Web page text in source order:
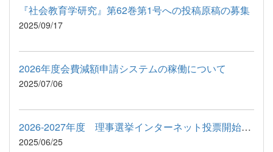
『社会教育学研究』第62巻第1号への投稿原稿の募集
2025/09/17
2026年度会費減額申請システムの稼働について
2025/07/06
2026-2027年度 理事選挙インターネット投票開始のお知らせ
2025/06/25